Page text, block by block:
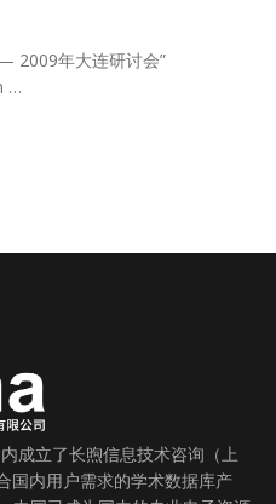
2009年大连研讨会”
…
成立了长煦信息技术咨询（上
国内用户需求的学术数据库产